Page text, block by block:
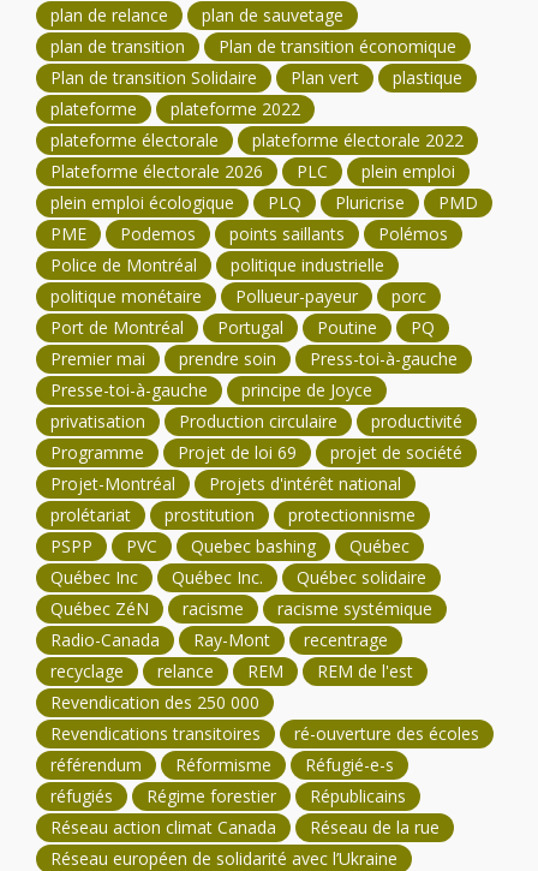
plan de relance
plan de sauvetage
plan de transition
Plan de transition économique
Plan de transition Solidaire
Plan vert
plastique
plateforme
plateforme 2022
plateforme électorale
plateforme électorale 2022
Plateforme électorale 2026
PLC
plein emploi
plein emploi écologique
PLQ Pluricrise
PMD
PME
Podemos points saillants
Polémos
Police de Montréal
politique industrielle
politique monétaire
Pollueur-payeur
porc
Port de Montréal
Portugal Poutine
PQ
Premier mai
prendre soin
Press-toi-à-gauche
Presse-toi-à-gauche
principe de Joyce
privatisation
Production circulaire
productivité
Programme
Projet de loi 69
projet de société
Projet-Montréal
Projets d'intérêt national
prolétariat
prostitution
protectionnisme
PSPP
PVC Quebec bashing
Québec
Québec Inc
Québec Inc.
Québec solidaire
Québec ZéN
racisme
racisme systémique
Radio-Canada
Ray-Mont
recentrage
recyclage
relance REM
REM de l'est
Revendication des 250 000
Revendications transitoires
ré-ouverture des écoles
référendum
Réformisme
Réfugié-e-s
réfugiés
Régime forestier
Républicains
Réseau action climat Canada
Réseau de la rue
Réseau européen de solidarité avec l’Ukraine